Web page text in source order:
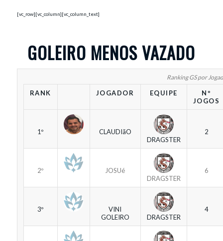
[vc_row][vc_column][vc_column_text]
GOLEIRO MENOS VAZADO
Ranking GS por
RANK JOGADOR EQUIPE
Nº
JOGOS
1º
CLAUDIãO
DRAGSTER
2
2º
JOSUé
DRAGSTER
6
3º
VINI
GOLEIRO
DRAGSTER
4